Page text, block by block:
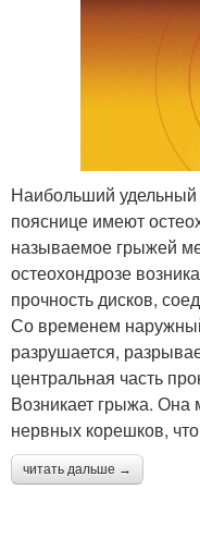
Наибольший удельный
пояснице имеют
называемое грыжей
остеохондрозе
прочность дисков,
Со временем
разрушается,
центральная часть
Возникает грыжа.
нервных корешков,
читать дальше →